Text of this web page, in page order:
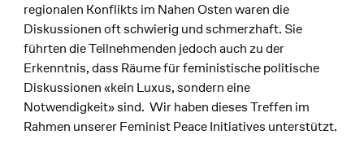
regionalen Konflikts im Nahen Osten waren die
Diskussionen oft schwierig und schmerzhaft. Sie
führten die Teilnehmenden jedoch auch zu der
Erkenntnis, dass Räume für feministische politische
Diskussionen «kein Luxus, sondern eine
Notwendigkeit» sind. Wir haben dieses Treffen im
Rahmen unserer Feminist Peace Initiatives unterstützt.